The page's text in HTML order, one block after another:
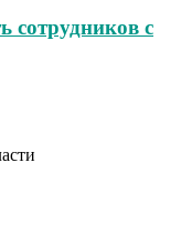
сотрудников с